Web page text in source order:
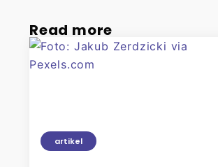
Read more
artikel